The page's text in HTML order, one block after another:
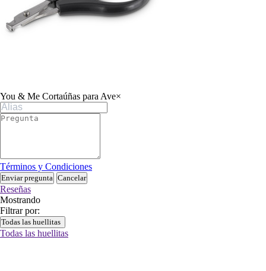
You & Me Cortaúñas para Ave×
Términos y Condiciones
Enviar pregunta Cancelar
Reseñas
Mostrando
Filtrar por:
Todas las huellitas
Todas las huellitas